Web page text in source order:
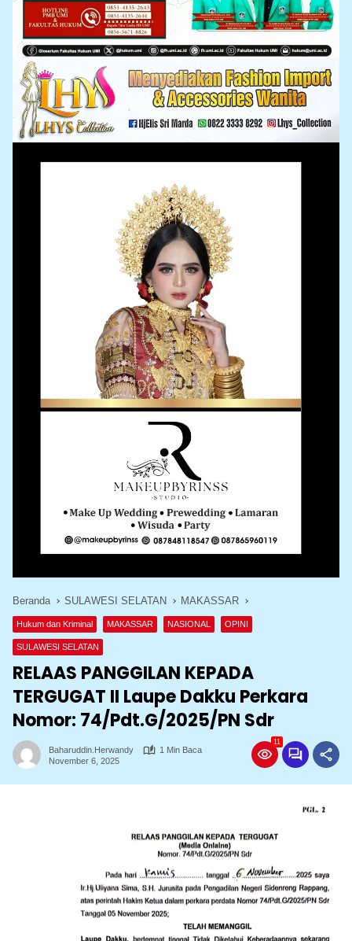
Beranda SULAWESI SELATAN MAKASSAR
Hukum dan Kriminal MAKASSAR NASIONAL OPINI
SULAWESI SELATAN
RELAAS PANGGILAN KEPADA
TERGUGAT II Laupe Dakku Perkara
Nomor: 74/Pdt.G/2025/PN Sdr
Baharuddin.herwandy
1 Min Baca
November 6, 2025
11